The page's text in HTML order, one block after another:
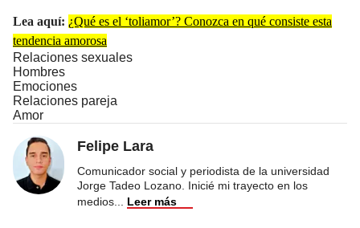
Lea aquí: ¿Qué es el ‘toliamor’? Conozca en qué consiste esta
tendencia amorosa
Relaciones sexuales
Hombres
Emociones
Relaciones pareja
Amor
Felipe Lara
Comunicador social y periodista de la universidad
Jorge Tadeo Lozano. Inicié mi trayecto en los
medios
Leer más